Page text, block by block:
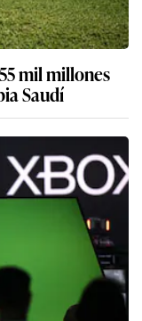
mil millones
Saudí